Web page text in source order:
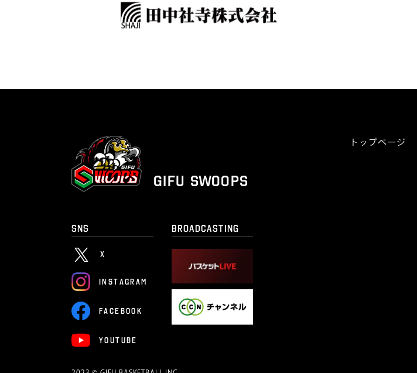
GIFU SWOOPS
SNS
X
IN ST AGR AM
FA CE BOO K
YO UT UBE
BROADCASTING
トップページ